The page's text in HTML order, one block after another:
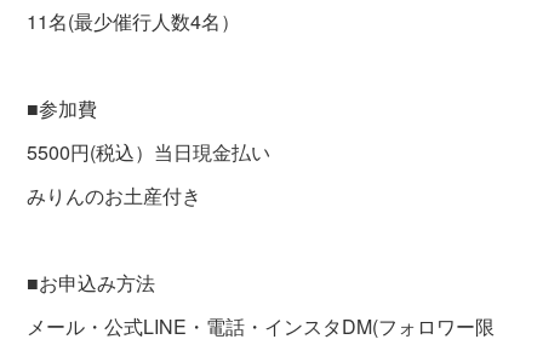
11名(最少催行人数4名）
■参加費
5500円(税込）当日現金払い
みりんのお土産付き
■お申込み方法
メール・公式LINE・電話・インスタDM(フォロワー限